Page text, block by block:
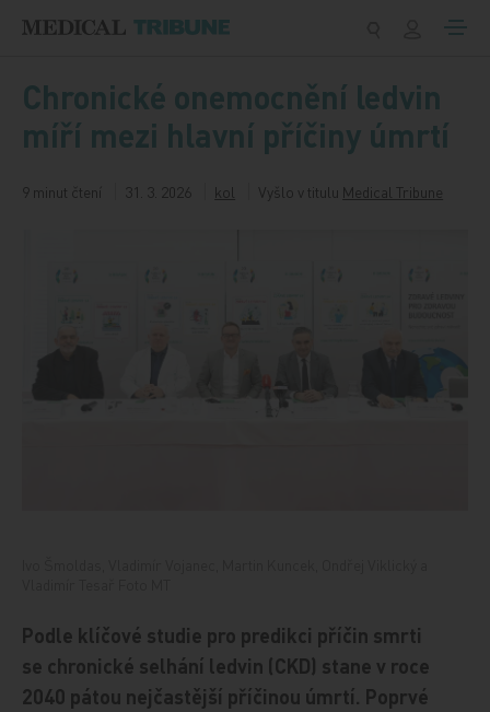
Chronické onemocnění ledvin
míří mezi hlavní příčiny úmrtí
9 minut čtení 31. 3. 2026 kol Vyšlo v titulu Medical Tribune
Podle klíčové studie pro predikci příčin smrti
se chronické selhání ledvin (CKD) stane v roce
2040 pátou nejčastější příčinou úmrtí. Poprvé